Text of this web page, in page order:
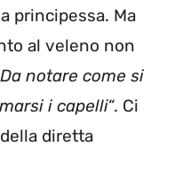
principessa. Ma
al veleno non
Da notare come si
i capelli“. Ci
diretta